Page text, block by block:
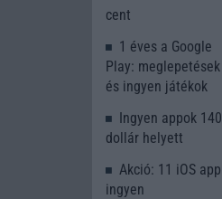
cent
1 éves a Google
Play: meglepetések
és ingyen játékok
Ingyen appok 140
dollár helyett
Akció: 11 iOS app
ingyen